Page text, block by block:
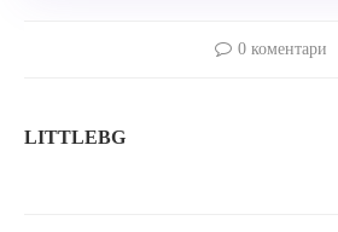
0 коментари
LITTLEBG